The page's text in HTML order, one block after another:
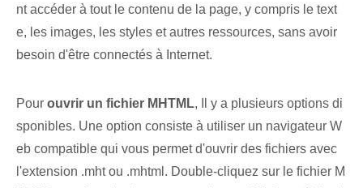
nt accéder à tout le contenu de la page, y compris le text
e, les images, les styles et autres ressources, sans avoir
besoin d'être connectés à Internet.
Pour ouvrir un fichier MHTML, Il y a plusieurs options di
sponibles. Une option consiste à utiliser un navigateur W
eb compatible qui vous permet d'ouvrir des fichiers avec
l'extension .mht ou .mhtml. Double-cliquez sur le fichier M